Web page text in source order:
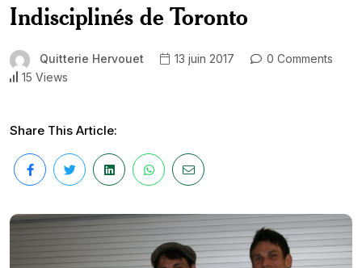
Indisciplinés de Toronto
Quitterie Hervouet 13 juin 2017
0 Comments
15 Views
Share This Article: